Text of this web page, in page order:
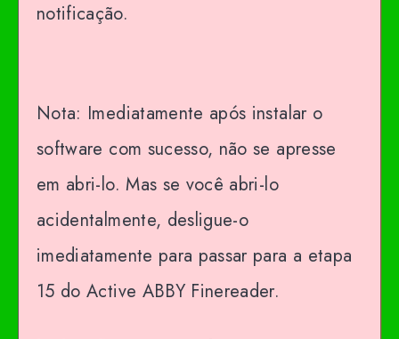
notificação.
Nota: Imediatamente após instalar o
software com sucesso, não se apresse
em abri-lo. Mas se você abri-lo
acidentalmente, desligue-o
imediatamente para passar para a etapa
15 do Active ABBY Finereader.